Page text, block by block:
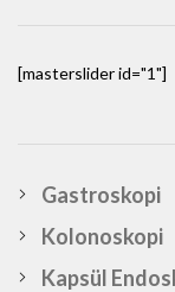
[masterslider id="1"]
Gastroskopi
Kolonoskopi
Kapsül